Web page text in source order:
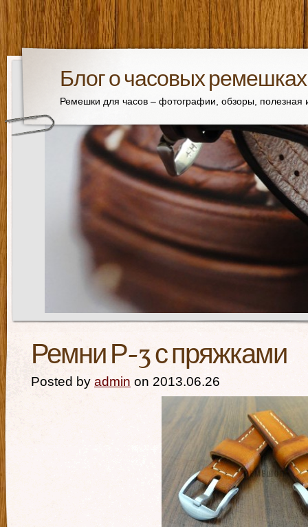
Блог о часовых ремешках
Ремешки для часов – фотографии, обзоры,
Ремни Р-3 с пряжками
Posted by admin on 2013.06.26